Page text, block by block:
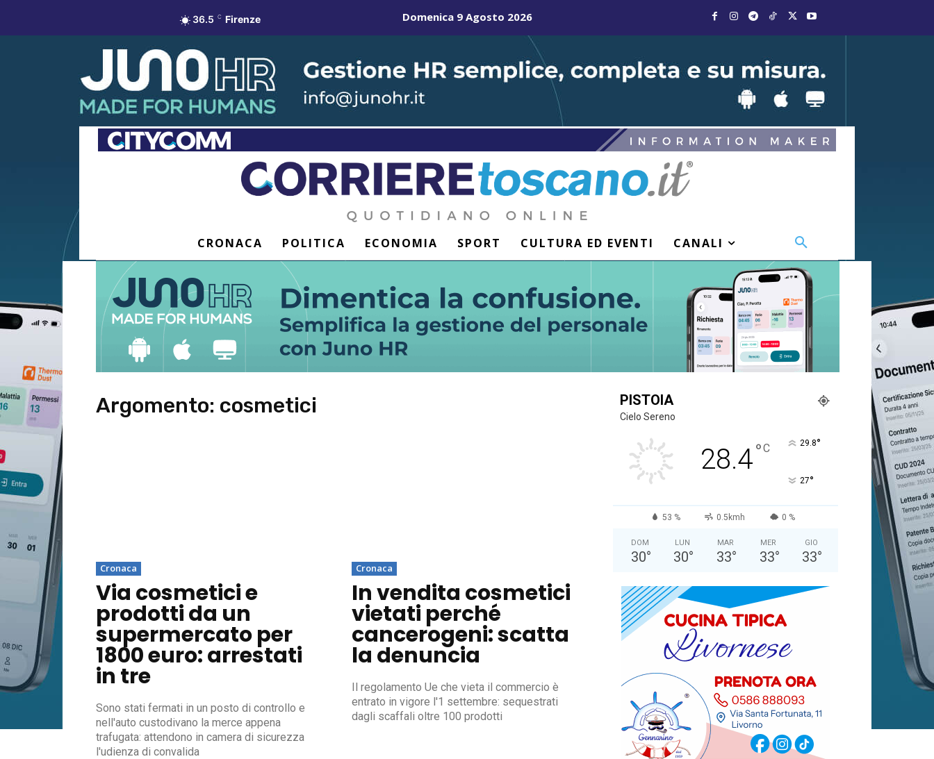
36.5 C Firenze Domenica 9 Agosto 2026
CRONACA POLITICA ECONOMIA SPORT CULTURA ED EVENTI CANALI
Argomento: cosmetici
Cronaca
Via cosmetici e
prodotti da un
supermercato per
1800 euro: arrestati
in tre
Sono stati fermati in un posto di controllo e
nell'auto custodivano la merce appena
trafugata: attendono in camera di sicurezza
l'udienza di convalida
Cronaca
In vendita cosmetici
vietati perché
cancerogeni: scatta
la denuncia
Il regolamento Ue che vieta il commercio è
entrato in vigore l'1 settembre: sequestrati
dagli scaffali oltre 100 prodotti
PISTOIA
Cielo Sereno
28.4°C 29.8°
27°
53 % 0.5kmh 0 %
DOM
30°
LUN
30°
MAR
33°
MER
33°
GIO
33°